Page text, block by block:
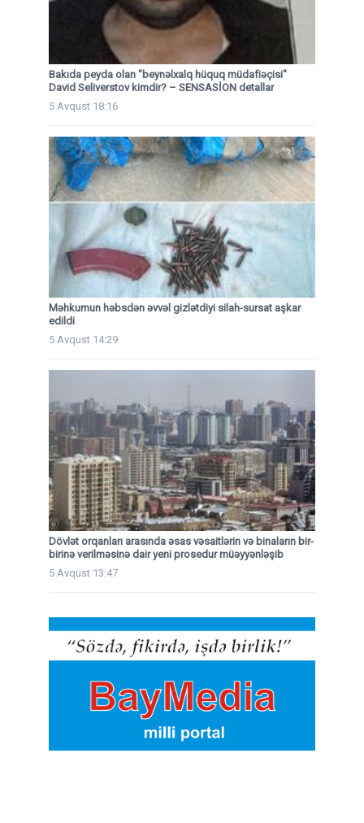
Bakıda peyda olan "beynəlxalq hüquq müdafiəçisi"
David Seliverstov kimdir? – SENSASİON detallar
5 Avqust 18:16
Məhkumun həbsdən əvvəl gizlətdiyi silah-sursat aşkar
edildi
5 Avqust 14:29
Dövlət orqanları arasında əsas vəsaitlərin və binaların bir-
birinə verilməsinə dair yeni prosedur müəyyənləşib
5 Avqust 13:47